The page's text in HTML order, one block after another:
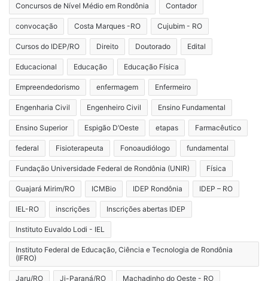
Concursos de Nível Médio em Rondônia Contador
convocação Costa Marques -RO Cujubim - RO
Cursos do IDEP/RO Direito Doutorado Edital
Educacional Educação Educação Física
Empreendedorismo enfermagem Enfermeiro
Engenharia Civil Engenheiro Civil Ensino Fundamental
Ensino Superior Espigão D’Oeste etapas Farmacêutico
federal Fisioterapeuta Fonoaudiólogo fundamental
Fundação Universidade Federal de Rondônia (UNIR) Física
Guajará Mirim/RO ICMBio IDEP Rondônia IDEP – RO
IEL-RO inscrições Inscrições abertas IDEP
Instituto Euvaldo Lodi - IEL
Instituto Federal de Educação, Ciência e Tecnologia de Rondônia
(IFRO)
Jaru/RO Ji-Paraná/RO Machadinho do Oeste - RO